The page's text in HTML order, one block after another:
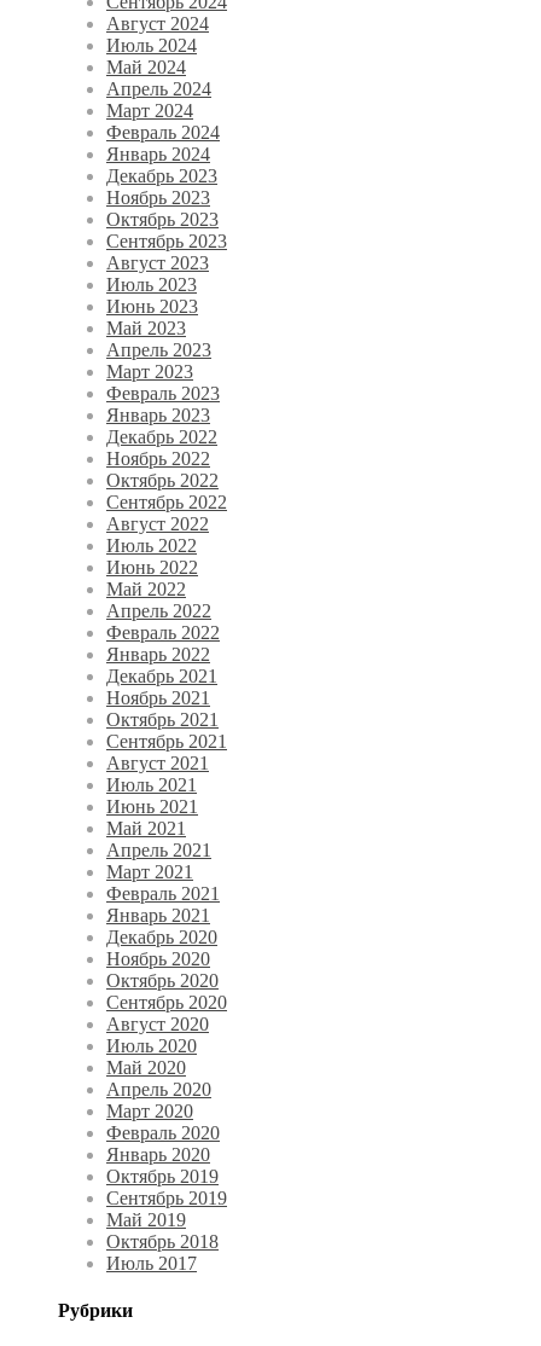
Август 2024
Июль 2024
Май 2024
Апрель 2024
Март 2024
Февраль 2024
Январь 2024
Декабрь 2023
Ноябрь 2023
Октябрь 2023
Сентябрь 2023
Август 2023
Июль 2023
Июнь 2023
Май 2023
Апрель 2023
Март 2023
Февраль 2023
Январь 2023
Декабрь 2022
Ноябрь 2022
Октябрь 2022
Сентябрь 2022
Август 2022
Июль 2022
Июнь 2022
Май 2022
Апрель 2022
Февраль 2022
Январь 2022
Декабрь 2021
Ноябрь 2021
Октябрь 2021
Сентябрь 2021
Август 2021
Июль 2021
Июнь 2021
Май 2021
Апрель 2021
Март 2021
Февраль 2021
Январь 2021
Декабрь 2020
Ноябрь 2020
Октябрь 2020
Сентябрь 2020
Август 2020
Июль 2020
Май 2020
Апрель 2020
Март 2020
Февраль 2020
Январь 2020
Октябрь 2019
Сентябрь 2019
Май 2019
Октябрь 2018
Июль 2017
Рубрики